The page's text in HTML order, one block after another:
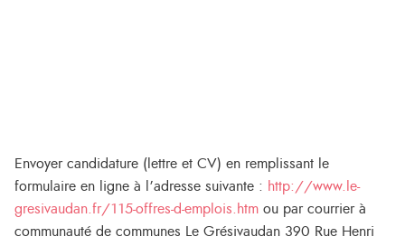
Envoyer candidature (lettre et CV) en remplissant le
formulaire en ligne à l’adresse suivante : http://www.le-
gresivaudan.fr/115-offres-d-emplois.htm ou par courrier à
communauté de communes Le Grésivaudan 390 Rue Henri